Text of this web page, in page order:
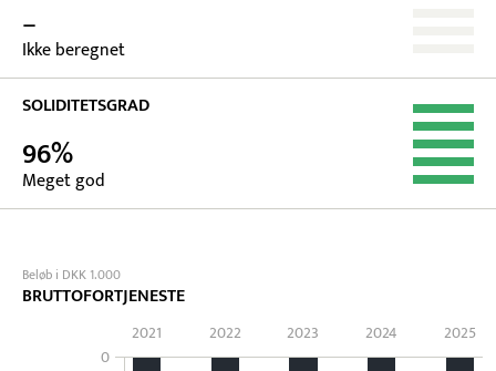
–
Ikke beregnet
SOLIDITETSGRAD
96%
Meget god
Beløb i DKK 1.000
BRUTTOFORTJENESTE
0
2021 2022 2023 2024 2025